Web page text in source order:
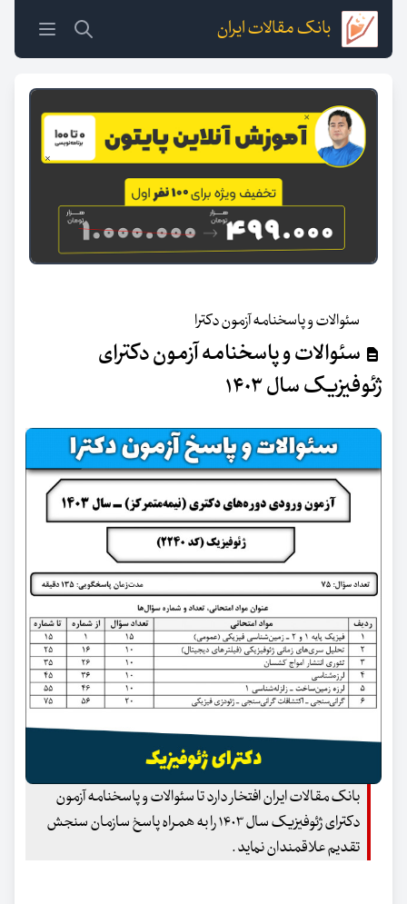
بانک مقالات ایران
سئوالات و پاسخنامه آزمون دکترا
سئوالات و پاسخنامه آزمون دکترای
ژئوفیزیک سال ۱۴۰۳
بانک مقالات ایران افتخار دارد تا سئوالات و پاسخنامه آزمون
دکترای ژئوفیزیک سال ۱۴۰۳ را به همراه پاسخ سازمان سنجش
تقدیم علاقمندان نماید .